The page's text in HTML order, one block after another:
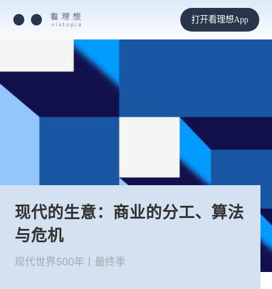
打开看理想App
现代的生意：商业的分工、算法
与危机
现代世界500年丨最终季